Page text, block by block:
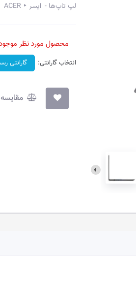
لپ تاپ‌ها ایسر ‣ ACER
محصول مورد نظر
انتخاب گارانتی: گارانتی
مقایسه